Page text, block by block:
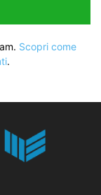
Scopri come
.